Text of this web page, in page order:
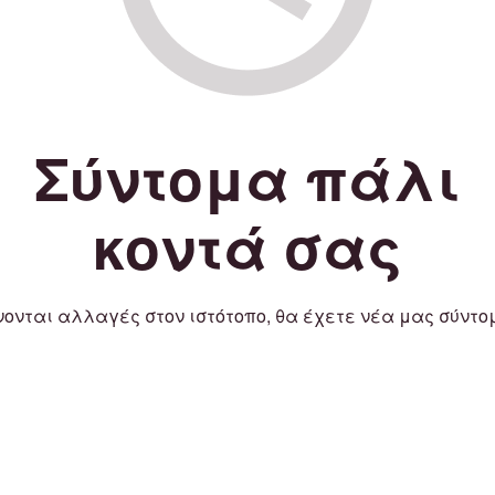
Σύντομα πάλι
κοντά σας
αλλαγές στον ιστότοπο, θα έχετε νέα μας